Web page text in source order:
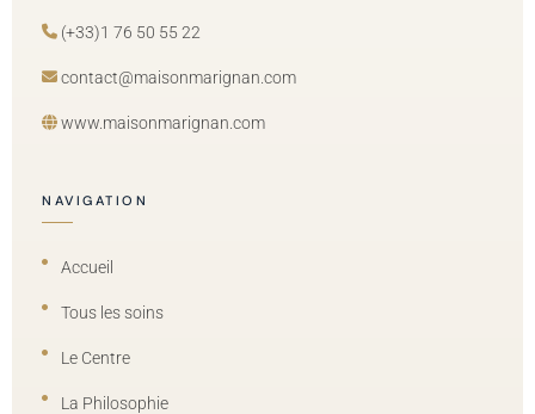
(+33)1 76 50 55 22
contact@maisonmarignan.com
www.maisonmarignan.com
NAVIGATION
Accueil
Tous les soins
Le Centre
La Philosophie